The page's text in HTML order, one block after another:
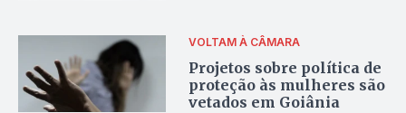
deputado fortalece a
chapa para 2026
VOLTAM À CÂMARA
Projetos sobre política de
proteção às mulheres são
vetados em Goiânia